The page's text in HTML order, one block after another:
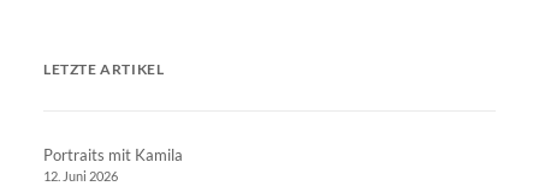
LETZTE ARTIKEL
Portraits mit Kamila
12. Juni 2026